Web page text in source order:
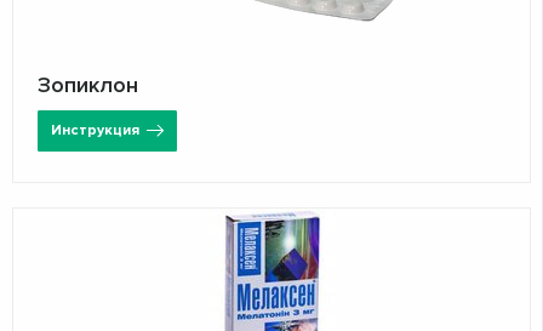
Зопиклон
Инструкция